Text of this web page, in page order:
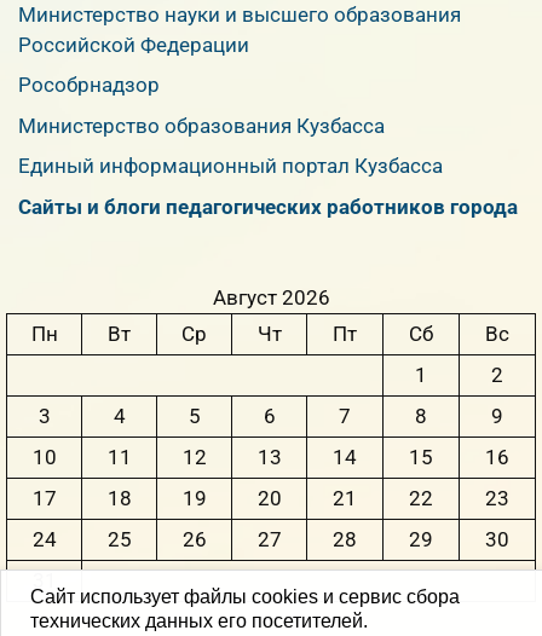
Министерство науки и высшего образования
Российской Федерации
Рособрнадзор
Министерство образования Кузбасса
Единый информационный портал Кузбасса
Сайты и блоги педагогических работников города
Август 2026
Пн
Вт Ср Чт Пт Сб
Вс
1
2
3
4 5 6 7 8
9
10
11 12 13 14 15
16
17
18 19 20 21 22
23
24
25 26 27 28 29
30
Сайт использует файлы cookies и сервис сбора
технических данных его посетителей.